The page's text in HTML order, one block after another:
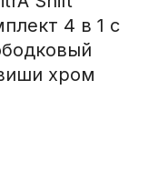
4 в 1 с
хром